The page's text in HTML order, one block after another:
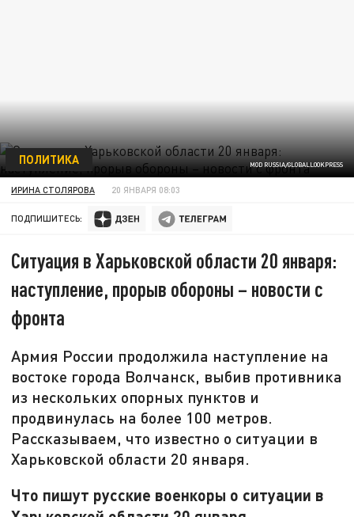
MOD RUSSIA/GLOBALLOOKPRESS
ПОЛИТИКА
ИРИНА СТОЛЯРОВА 20 ЯНВАРЯ 08:03
ПОДПИШИТЕСЬ:
Ситуация в Харьковской области 20 января:
наступление, прорыв обороны – новости с
фронта
Армия России продолжила наступление на
востоке города Волчанск, выбив противника
из нескольких опорных пунктов и
продвинулась на более 100 метров.
Рассказываем, что известно о ситуации в
Харьковской области 20 января.
Что пишут русские военкоры о ситуации в